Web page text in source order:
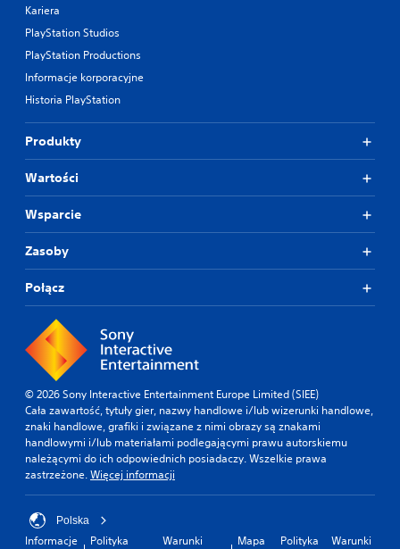
Kariera
PlayStation Studios
PlayStation Productions
Informacje korporacyjne
Historia PlayStation
Produkty
Wartości
Wsparcie
Zasoby
Połącz
© 2026 Sony Interactive Entertainment Europe Limited (SIEE)
Cała zawartość, tytuły gier, nazwy handlowe i/lub wizerunki handlowe,
znaki handlowe, grafiki i związane z nimi obrazy są znakami
handlowymi i/lub materiałami podlegającymi prawu autorskiemu
należącymi do ich odpowiednich posiadaczy. Wszelkie prawa
zastrzeżone.Więcej informacji
Polska
Informacje Polityka Warunki Mapa Polityka Warunki